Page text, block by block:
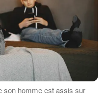
son homme est assis sur